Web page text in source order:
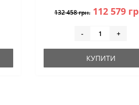
132 458 грн. 112 579
- +
КУПИТИ